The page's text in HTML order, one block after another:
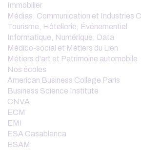
Immobilier
Médias, Communication et Industries
Tourisme, Hôtellerie, Événementiel
Informatique, Numérique, Data
Médico-social et Métiers du Lien
Métiers d'art et Patrimoine automobile
Nos écoles
American Business College Paris
Business Science Institute
CNVA
ECM
EMI
ESA Casablanca
ESAM